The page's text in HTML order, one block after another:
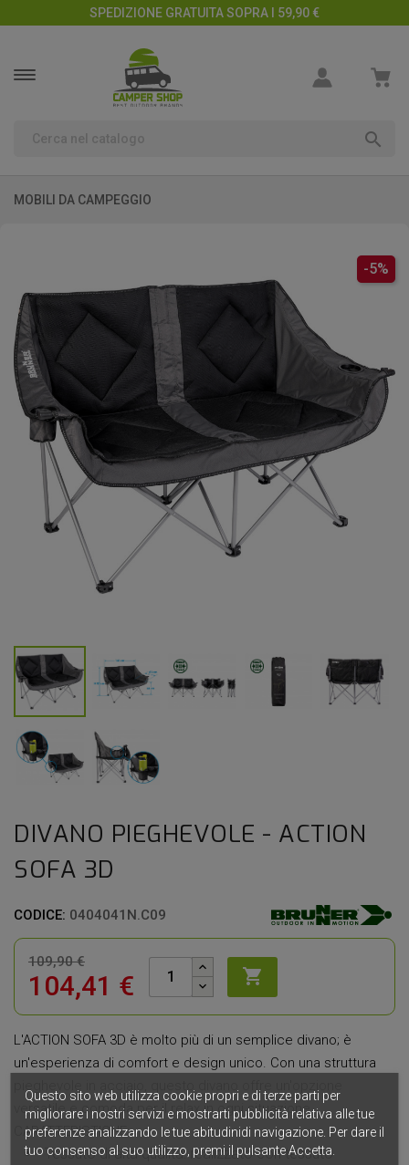
SPEDIZIONE GRATUITA SOPRA I 59,90 €

MOBILI DA CAMPEGGIO
-5%
DIVANO PIEGHEVOLE - ACTION
SOFA 3D
CODICE: 0404041N.C09
109,90 €
104,41 € 
L'ACTION SOFA 3D è molto più di un semplice divano; è
un'esperienza di comfort e design unico. Con una struttura
versatile e comoda per il relax in ogni situazione.
CARATTERISTICHE:
Tessuto di alta qualità: realizzato con tessuto
Questo sito web utilizza cookie propri e di terze parti per
migliorare i nostri servizi e mostrarti pubblicità relativa alle tue
preferenze analizzando le tue abitudinidi navigazione. Per dare il
tuo consenso al suo utilizzo, premi il pulsante Accetta.